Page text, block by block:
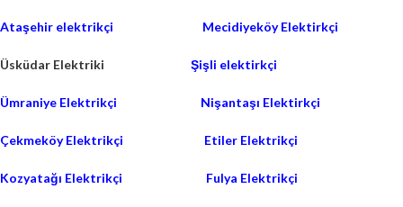
Ataşehir elektrikçi Mecidiyeköy Elektirkçi
Üsküdar Elektriki Şişli elektirkçi
Ümraniye Elektrikçi Nişantaşı Elektirkçi
Çekmeköy Elektrikçi Etiler Elektrikçi
Kozyatağı Elektrikçi Fulya Elektrikçi